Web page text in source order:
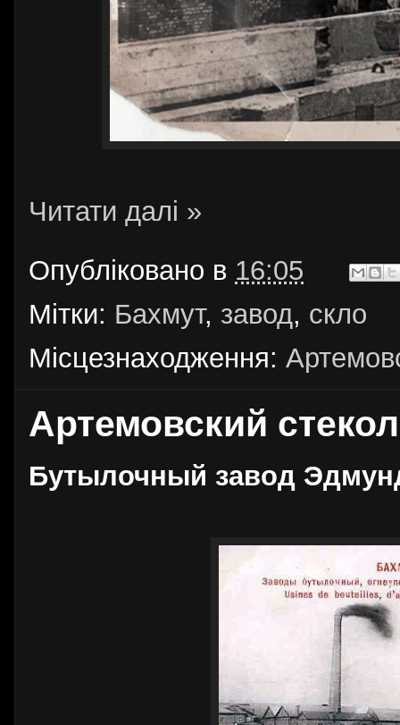
Читати далі »
Опубліковано в 16:05
Мітки: Бахмут, завод, скло
Місцезнаходження:
Артемовский
Бутылочный завод